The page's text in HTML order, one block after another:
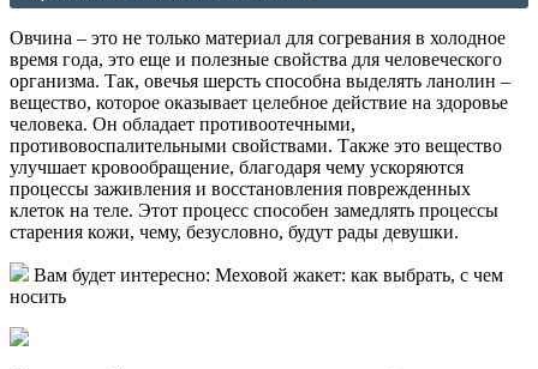
Овчина – это не только материал для согревания в холодное
время года, это еще и полезные свойства для человеческого
организма. Так, овечья шерсть способна выделять ланолин –
вещество, которое оказывает целебное действие на здоровье
человека. Он обладает противоотечными,
противовоспалительными свойствами. Также это вещество
улучшает кровообращение, благодаря чему ускоряются
процессы заживления и восстановления поврежденных
клеток на теле. Этот процесс способен замедлять процессы
старения кожи, чему, безусловно, будут рады девушки.
Вам будет интересно: Меховой жакет: как выбрать, с чем
носить